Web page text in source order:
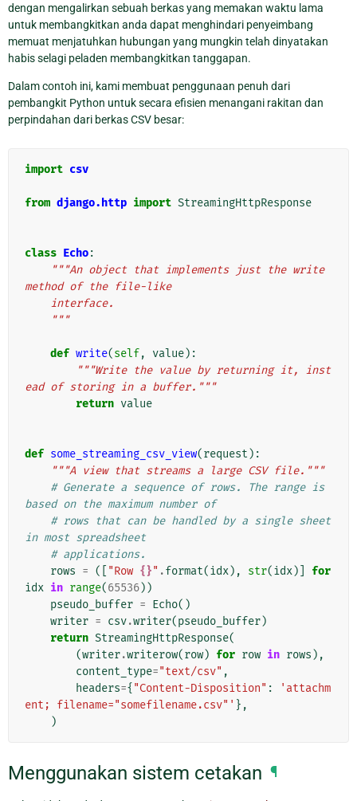
dengan mengalirkan sebuah berkas yang memakan waktu lama
untuk membangkitkan anda dapat menghindari penyeimbang
memuat menjatuhkan hubungan yang mungkin telah dinyatakan
habis selagi peladen membangkitkan tanggapan.
Dalam contoh ini, kami membuat penggunaan penuh dari
pembangkit Python untuk secara efisien menangani rakitan dan
perpindahan dari berkas CSV besar:
import csv
from django.http import StreamingHttpResponse
class Echo:
"""An object that implements just the write
method of the file-like
    interface.
    """
def write(self, value):
"""Write the value by returning it, inst
ead of storing in a buffer."""
return value
def some_streaming_csv_view(request ):
"""A view that streams a large CSV file."""
# Generate a sequence of rows. The range is
based on the maximum number of
# rows that can be handled by a single sheet
in most spreadsheet
# applications.
rows = ([ "Row {}" .format(idx), str(idx)]
for
idx in range(65536))
pseudo_buffer = Echo()
writer = csv.writer(pseudo_buffer)
return StreamingHttpResponse(
(writer.writerow(row) for row in rows ),
content_type="text/csv" ,
headers={ "Content-Disposition" :
'attachm
ent; filename="somefilename.csv"' },
)
Menggunakan sistem cetakan ¶